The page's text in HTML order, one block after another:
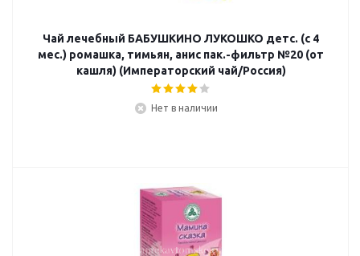
Чай лечебный БАБУШКИНО ЛУКОШКО детс. (с 4
мес.) ромашка, тимьян, анис пак.-фильтр №20 (от
кашля) (Императорский чай/Россия)
Нет в наличии